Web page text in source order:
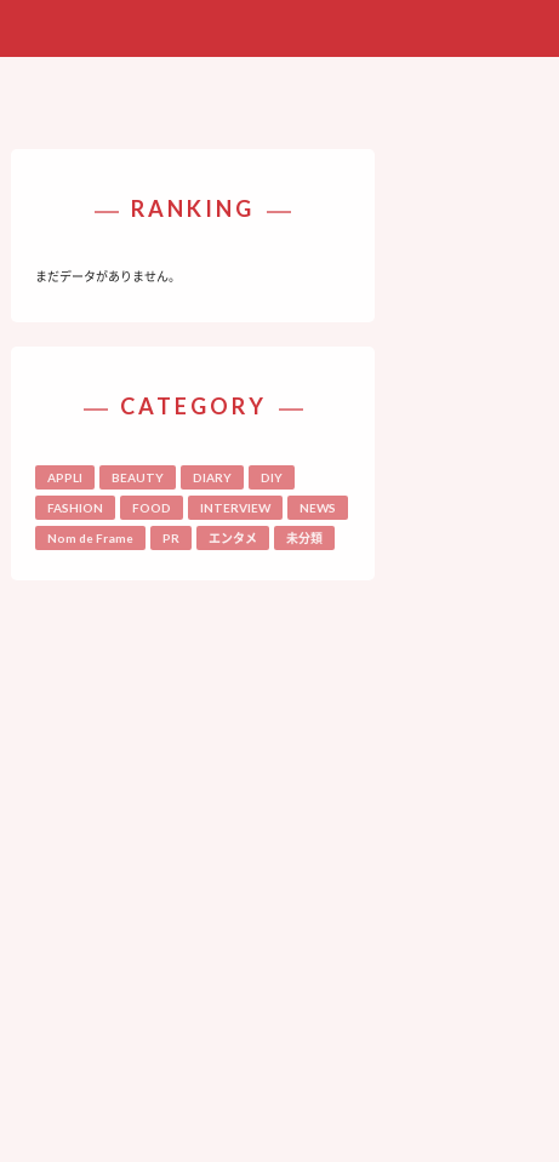
RANKING
まだデータがありません。
CATEGORY
APPLI BEAUTY DIARY DIY
FASHION FOOD INTERVIEW NEWS
Nom de Frame PR エンタメ 未分類